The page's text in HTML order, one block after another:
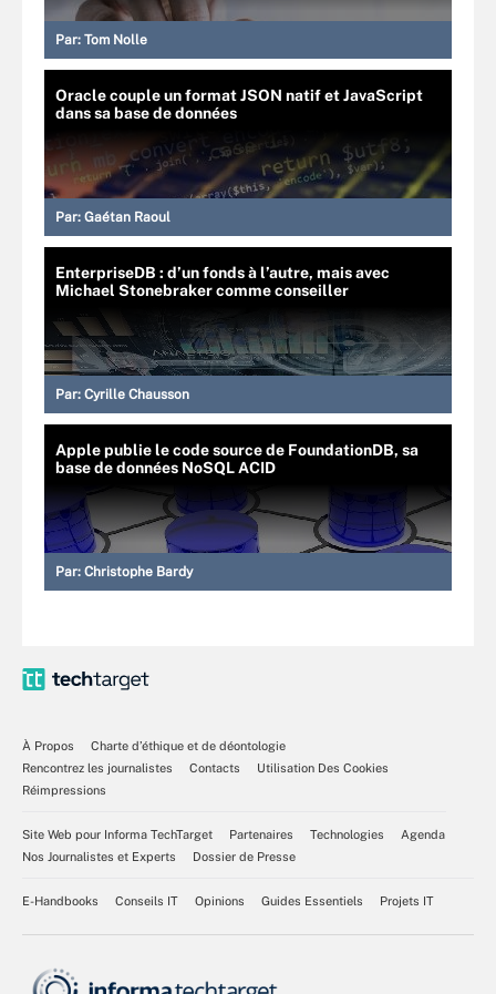
Par: Tom Nolle
Oracle couple un format JSON natif et JavaScript
dans sa base de données
Par: Gaétan Raoul
EnterpriseDB : d’un fonds à l’autre, mais avec
Michael Stonebraker comme conseiller
Par: Cyrille Chausson
Apple publie le code source de FoundationDB, sa
base de données NoSQL ACID
Par: Christophe Bardy
À Propos
Charte d’éthique et de déontologie
Rencontrez les journalistes
Contacts
Utilisation Des Cookies
Réimpressions
Site Web pour Informa TechTarget Partenaires Technologies
Agenda
Nos Journalistes et Experts
Dossier de Presse
E-Handbooks Conseils IT Opinions Guides Essentiels Projets IT